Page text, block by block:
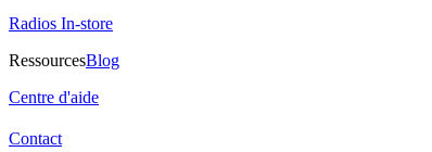
Radios In-store
RessourcesBlog
Centre d'aide
Contact